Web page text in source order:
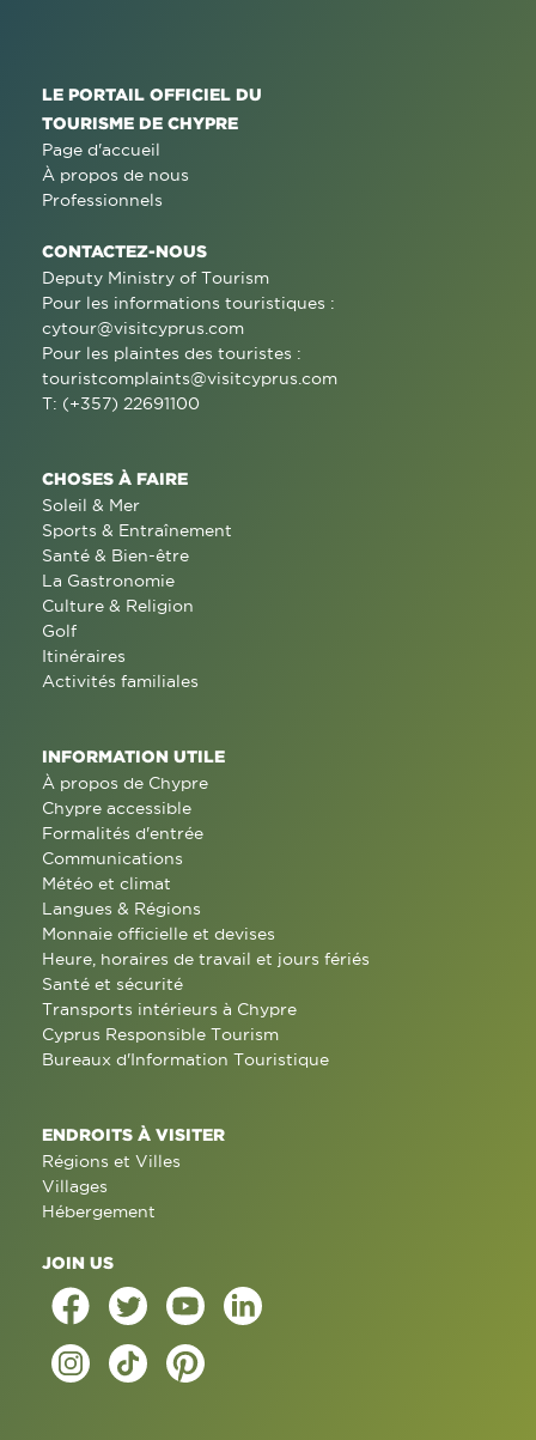
LE PORTAIL OFFICIEL DU
TOURISME DE CHYPRE
Page d'accueil
À propos de nous
Professionnels
CONTACTEZ-NOUS
Deputy Ministry of Tourism
Pour les informations touristiques :
cytour@visitcyprus.com
Pour les plaintes des touristes :
touristcomplaints@visitcyprus.com
T: (+357) 22691100
CHOSES À FAIRE
Soleil & Mer
Sports & Entraînement
Santé & Bien-être
La Gastronomie
Culture & Religion
Golf
Itinéraires
Activités familiales
INFORMATION UTILE
À propos de Chypre
Chypre accessible
Formalités d'entrée
Communications
Météo et climat
Langues & Régions
Monnaie officielle et devises
Heure, horaires de travail et jours fériés
Santé et sécurité
Transports intérieurs à Chypre
Cyprus Responsible Tourism
Bureaux d'Information Touristique
ENDROITS À VISITER
Régions et Villes
Villages
Hébergement
JOIN US